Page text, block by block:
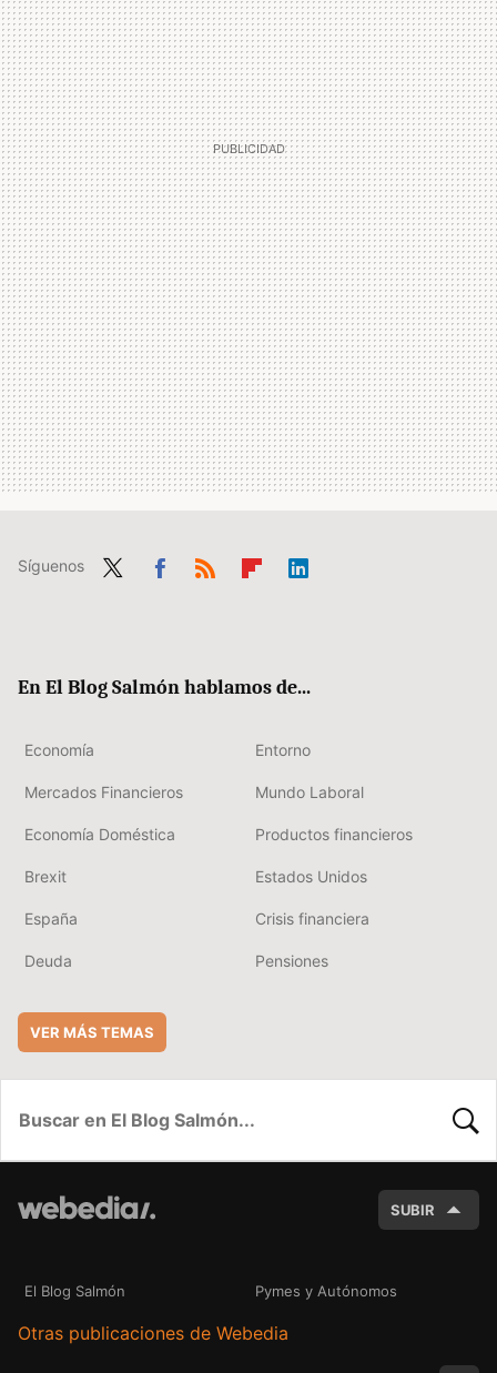
Síguenos
En El Blog Salmón hablamos de...
Economía Entorno
Mercados Financieros Mundo Laboral
Economía Doméstica Productos financieros
Brexit Estados Unidos
España Crisis financiera
Deuda Pensiones
VER MÁS TEMAS
SUBIR
El Blog Salmón Pymes y Autónomos
Otras publicaciones de Webedia